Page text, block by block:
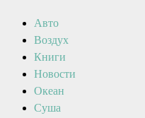
Авто
Воздух
Книги
Новости
Океан
Суша